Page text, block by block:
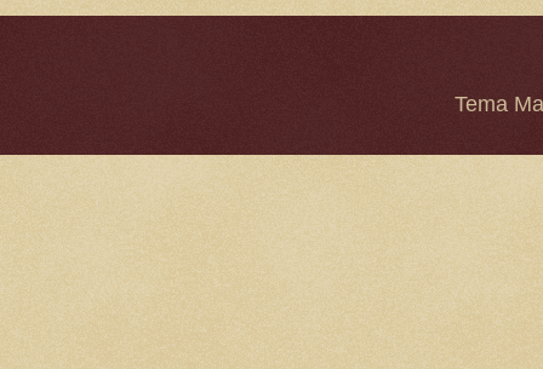
Tema